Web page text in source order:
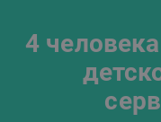
4